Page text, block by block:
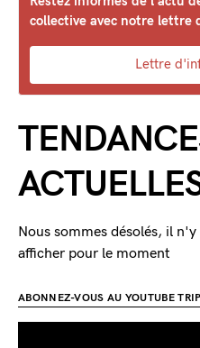
collective avec notre lettre
Lettre
Nous sommes désolés, il
afficher pour le moment
ABONNEZ-VOUS AU YOUTUBE